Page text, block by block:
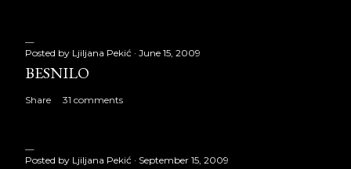
Posted by Ljiljana Pekić June 15, 2009
BESNILO
Share 31 comments
Posted by Ljiljana Pekić September 15, 2009